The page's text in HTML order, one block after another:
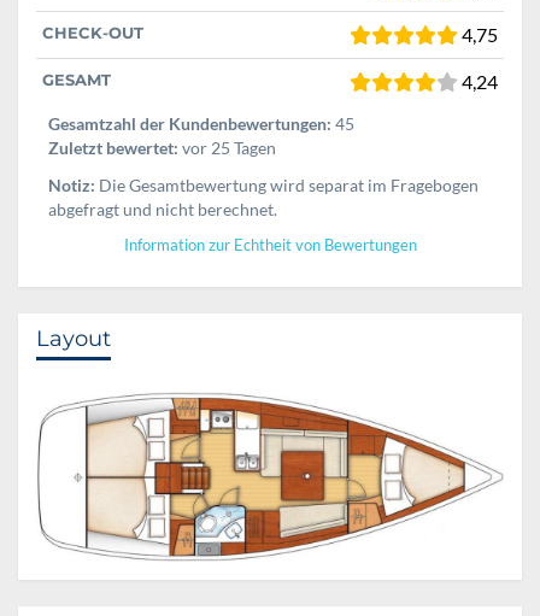
CHECK-OUT 4,75
GESAMT 4,24
Gesamtzahl der Kundenbewertungen: 45
Zuletzt bewertet: vor 25 Tagen
Notiz: Die Gesamtbewertung wird separat im Fragebogen
abgefragt und nicht berechnet.
Information zur Echtheit von Bewertungen
Layout